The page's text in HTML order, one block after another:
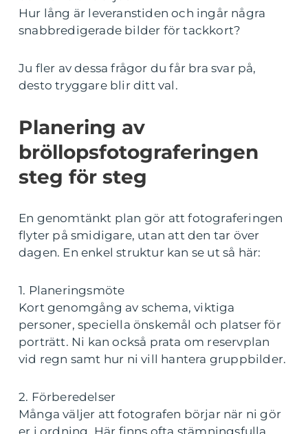
Hur lång är leveranstiden och ingår några
snabbredigerade bilder för tackkort?
Ju fler av dessa frågor du får bra svar på,
desto tryggare blir ditt val.
Planering av
bröllopsfotograferingen
steg för steg
En genomtänkt plan gör att fotograferingen
flyter på smidigare, utan att den tar över
dagen. En enkel struktur kan se ut så här:
1. Planeringsmöte
Kort genomgång av schema, viktiga
personer, speciella önskemål och platser för
porträtt. Ni kan också prata om reservplan
vid regn samt hur ni vill hantera gruppbilder.
2. Förberedelser
Många väljer att fotografen börjar när ni gör